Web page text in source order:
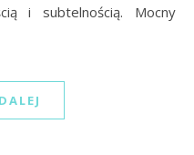
i subtelnością. Mocny